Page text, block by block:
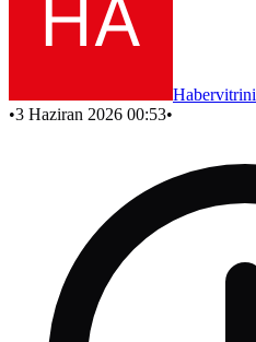
Habervitrini
•3 Haziran 2026 00:53•